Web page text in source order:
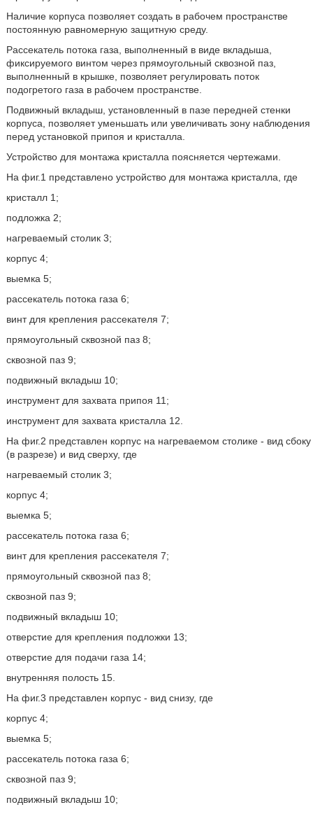
Наличие корпуса позволяет создать в рабочем пространстве
постоянную равномерную защитную среду.
Рассекатель потока газа, выполненный в виде вкладыша,
фиксируемого винтом через прямоугольный сквозной паз,
выполненный в крышке, позволяет регулировать поток
подогретого газа в рабочем пространстве.
Подвижный вкладыш, установленный в пазе передней стенки
корпуса, позволяет уменьшать или увеличивать зону наблюдения
перед установкой припоя и кристалла.
Устройство для монтажа кристалла поясняется чертежами.
На фиг.1 представлено устройство для монтажа кристалла, где
кристалл 1;
подложка 2;
нагреваемый столик 3;
корпус 4;
выемка 5;
рассекатель потока газа 6;
винт для крепления рассекателя 7;
прямоугольный сквозной паз 8;
сквозной паз 9;
подвижный вкладыш 10;
инструмент для захвата припоя 11;
инструмент для захвата кристалла 12.
На фиг.2 представлен корпус на нагреваемом столике - вид сбоку
(в разрезе) и вид сверху, где
нагреваемый столик 3;
корпус 4;
выемка 5;
рассекатель потока газа 6;
винт для крепления рассекателя 7;
прямоугольный сквозной паз 8;
сквозной паз 9;
подвижный вкладыш 10;
отверстие для крепления подложки 13;
отверстие для подачи газа 14;
внутренняя полость 15.
На фиг.3 представлен корпус - вид снизу, где
корпус 4;
выемка 5;
рассекатель потока газа 6;
сквозной паз 9;
подвижный вкладыш 10;